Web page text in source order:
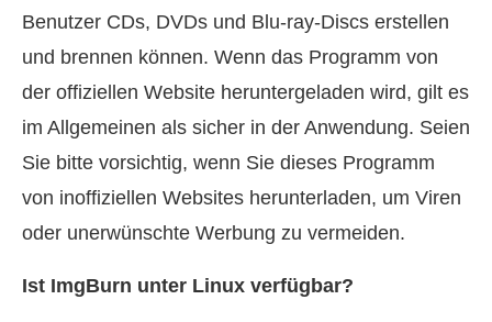
Benutzer CDs, DVDs und Blu-ray-Discs erstellen
und brennen können. Wenn das Programm von
der offiziellen Website heruntergeladen wird, gilt es
im Allgemeinen als sicher in der Anwendung. Seien
Sie bitte vorsichtig, wenn Sie dieses Programm
von inoffiziellen Websites herunterladen, um Viren
oder unerwünschte Werbung zu vermeiden.
Ist ImgBurn unter Linux verfügbar?